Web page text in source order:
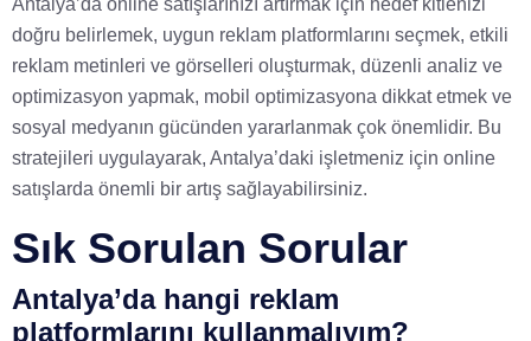
Antalya’da online satışlarınızı artırmak için hedef kitlenizi
doğru belirlemek, uygun reklam platformlarını seçmek, etkili
reklam metinleri ve görselleri oluşturmak, düzenli analiz ve
optimizasyon yapmak, mobil optimizasyona dikkat etmek ve
sosyal medyanın gücünden yararlanmak çok önemlidir. Bu
stratejileri uygulayarak, Antalya’daki işletmeniz için online
satışlarda önemli bir artış sağlayabilirsiniz.
Sık Sorulan Sorular
Antalya’da hangi reklam
platformlarını kullanmalıyım?